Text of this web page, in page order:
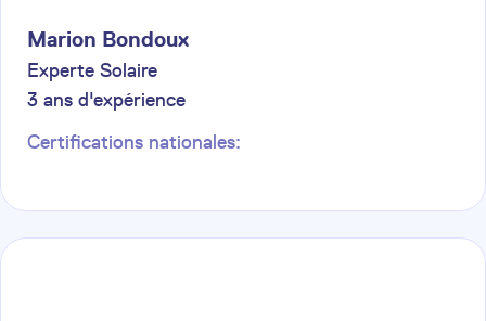
Marion Bondoux
Experte Solaire
3 ans d'expérience
Certifications nationales: